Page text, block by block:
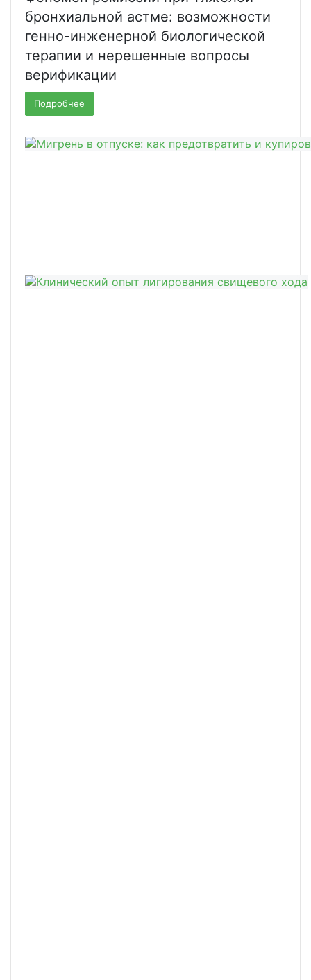
бронхиальной астме: возможности
генно-инженерной биологической
терапии и нерешенные вопросы
верификации
Подробнее